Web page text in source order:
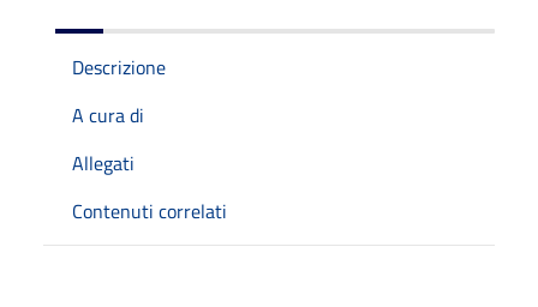
Descrizione
A cura di
Allegati
Contenuti correlati